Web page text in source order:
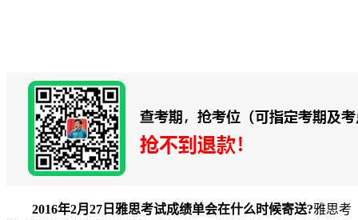
2016年2月27日雅思考试成绩单会在什么时候寄送?雅思考